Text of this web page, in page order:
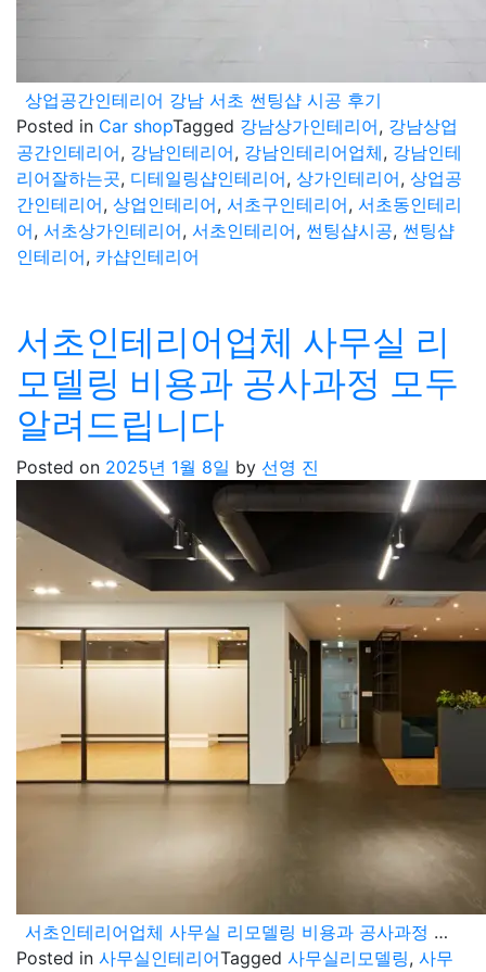
상업공간인테리어 강남 서초 썬팅샵 시공 후기
Posted in Car shopTagged 강남상가인테리어, 강남상업
공간인테리어, 강남인테리어, 강남인테리어업체, 강남인테
리어잘하는곳, 디테일링샵인테리어, 상가인테리어, 상업공
간인테리어, 상업인테리어, 서초구인테리어, 서초동인테리
어, 서초상가인테리어, 서초인테리어, 썬팅샵시공, 썬팅샵
인테리어, 카샵인테리어
서초인테리어업체 사무실 리
모델링 비용과 공사과정 모두
알려드립니다
Posted on 2025년 1월 8일 by 선영 진
서초인테리어업체 사무실 리모델링 비용과 공사과정 모두 알려드립니다
Posted in 사무실인테리어Tagged 사무실리모델링, 사무